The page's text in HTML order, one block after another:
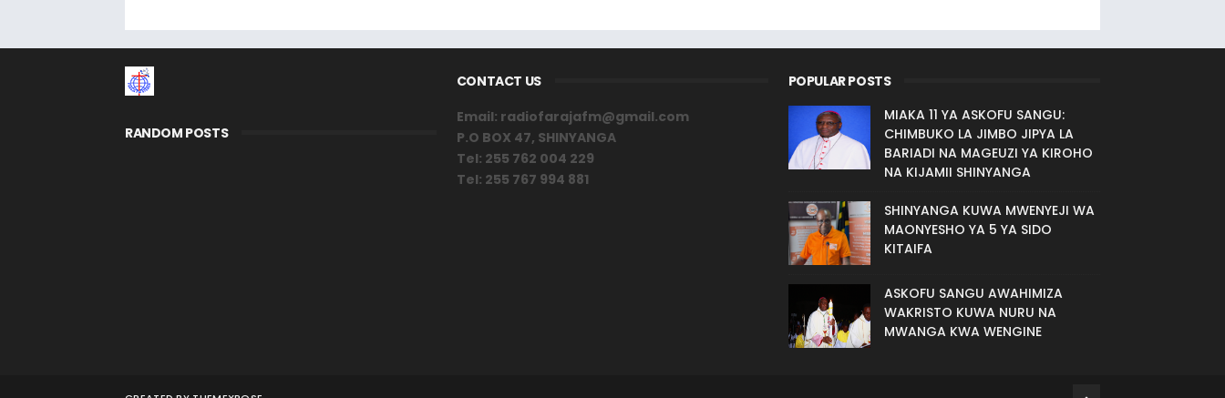
RANDOM POSTS
CONTACT US
Email: radiofarajafm@gmail.com
P.O BOX 47, SHINYANGA
Tel: 255 762 004 229
Tel: 255 767 994 881
POPULAR POSTS
MIAKA 11 YA ASKOFU SANGU:
CHIMBUKO LA JIMBO JIPYA LA
BARIADI NA MAGEUZI YA KIROHO
NA KIJAMII SHINYANGA
SHINYANGA KUWA MWENYEJI WA
MAONYESHO YA 5 YA SIDO
KITAIFA
ASKOFU SANGU AWAHIMIZA
WAKRISTO KUWA NURU NA
MWANGA KWA WENGINE